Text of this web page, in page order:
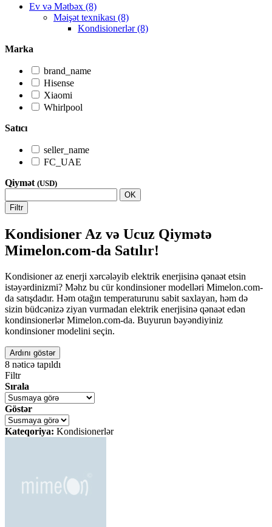
Ev və Mətbəx (8)
Məişət texnikası (8)
Kondisionerlər (8)
Marka
brand_name
Hisense
Xiaomi
Whirlpool
Satıcı
seller_name
FC_UAE
Qiymət (USD)
OK
Filtr
Kondisioner Az və Ucuz Qiymətə
Mimelon.com-da Satılır!
Kondisioner az enerji xərcələyib elektrik enerjisinə qənaət etsin
istəyərdinizmi? Məhz bu cür kondinsioner modelləri Mimelon.com-
da satışdadır. Həm otağın temperaturunu sabit saxlayan, həm də
sizin büdcənizə ziyan vurmadan elektrik enerjisinə qənaət edən
kondinsionerlər Mimelon.com-da. Buyurun bəyəndiyiniz
kondinsioner modelini seçin.
Ardını göstər
8 nəticə tapıldı
Filtr
Sırala
Göstər
Kateqoriya: Kondisionerlər